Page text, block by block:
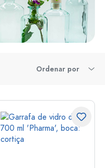
Ordenar por